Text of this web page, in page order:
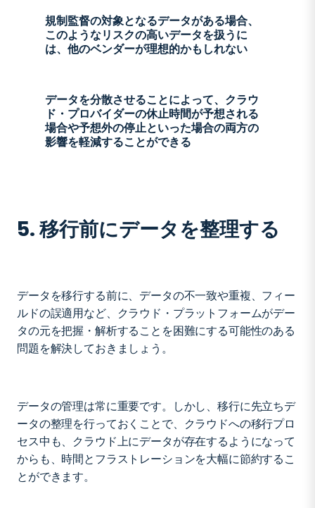
規制監督の対象となるデータがある場合、
このようなリスクの高いデータを扱うに
は、他のベンダーが理想的かもしれない
データを分散させることによって、クラウ
ド・プロバイダーの休止時間が予想される
場合や予想外の停止といった場合の両方の
影響を軽減することができる
5. 移行前にデータを整理する
データを移行する前に、データの不一致や重複、フィー
ルドの誤適用など、クラウド・プラットフォームがデー
タの元を把握・解析することを困難にする可能性のある
問題を解決しておきましょう。
データの管理は常に重要です。しかし、移行に先立ちデ
ータの整理を行っておくことで、クラウドへの移行プロ
セス中も、クラウド上にデータが存在するようになって
からも、時間とフラストレーションを大幅に節約するこ
とができます。